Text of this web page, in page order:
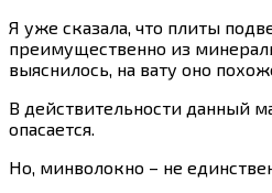
Я уже сказала, что плиты
преимущественно из
выяснилось, на вату оно
В действительности данный
опасается.
Но, минволокно – не